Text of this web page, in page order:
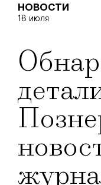
НОВОСТИ
18 июля